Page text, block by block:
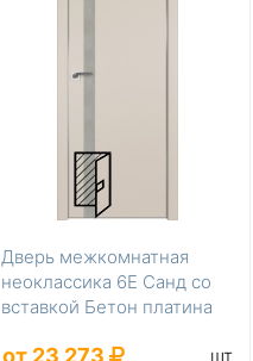
Дверь межкомнатная
неоклассика 6Е Санд со
вставкой Бетон платина
шт